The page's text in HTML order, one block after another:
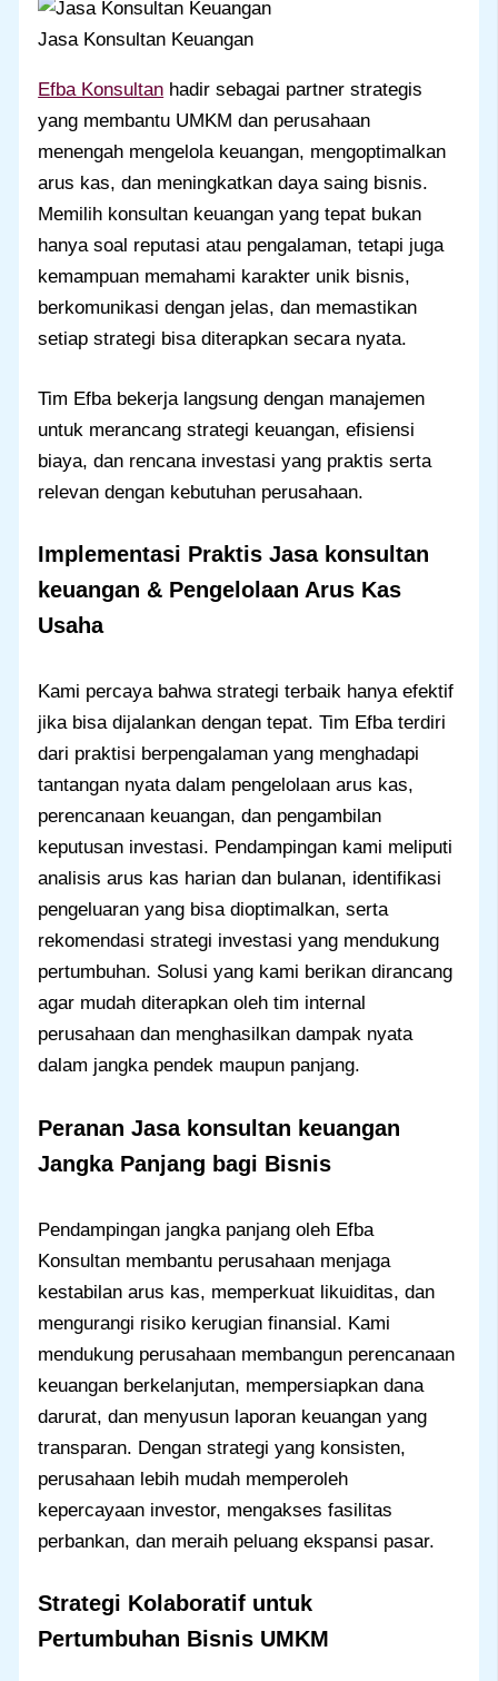
Jasa Konsultan Keuangan
Efba Konsultan hadir sebagai partner strategis
yang membantu UMKM dan perusahaan
menengah mengelola keuangan, mengoptimalkan
arus kas, dan meningkatkan daya saing bisnis.
Memilih konsultan keuangan yang tepat bukan
hanya soal reputasi atau pengalaman, tetapi juga
kemampuan memahami karakter unik bisnis,
berkomunikasi dengan jelas, dan memastikan
setiap strategi bisa diterapkan secara nyata.
Tim Efba bekerja langsung dengan manajemen
untuk merancang strategi keuangan, efisiensi
biaya, dan rencana investasi yang praktis serta
relevan dengan kebutuhan perusahaan.
Implementasi PraktisJasa konsultan
keuangan & Pengelolaan Arus Kas
Usaha
Kami percaya bahwa strategi terbaik hanya efektif
jika bisa dijalankan dengan tepat. Tim Efba terdiri
dari praktisi berpengalaman yang menghadapi
tantangan nyata dalam pengelolaan arus kas,
perencanaan keuangan, dan pengambilan
keputusan investasi. Pendampingan kami meliputi
analisis arus kas harian dan bulanan, identifikasi
pengeluaran yang bisa dioptimalkan, serta
rekomendasi strategi investasi yang mendukung
pertumbuhan. Solusi yang kami berikan dirancang
agar mudah diterapkan oleh tim internal
perusahaan dan menghasilkan dampak nyata
dalam jangka pendek maupun panjang.
PerananJasa konsultan keuangan
Jangka Panjang bagi Bisnis
Pendampingan jangka panjang oleh Efba
Konsultan membantu perusahaan menjaga
kestabilan arus kas, memperkuat likuiditas, dan
mengurangi risiko kerugian finansial. Kami
mendukung perusahaan membangun perencanaan
keuangan berkelanjutan, mempersiapkan dana
darurat, dan menyusun laporan keuangan yang
transparan. Dengan strategi yang konsisten,
perusahaan lebih mudah memperoleh
kepercayaan investor, mengakses fasilitas
perbankan, dan meraih peluang ekspansi pasar.
Strategi Kolaboratif untuk
Pertumbuhan Bisnis UMKM